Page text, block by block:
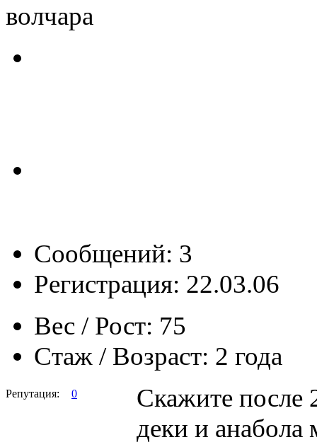
волчара
Сообщений: 3
Регистрация: 22.03.06
Вес / Рост: 75
Стаж / Возраст: 2 года
Репутация: 0
Скажите после
деки и